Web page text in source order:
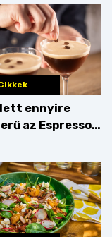
ennyire
az Espresso
enni mellé?